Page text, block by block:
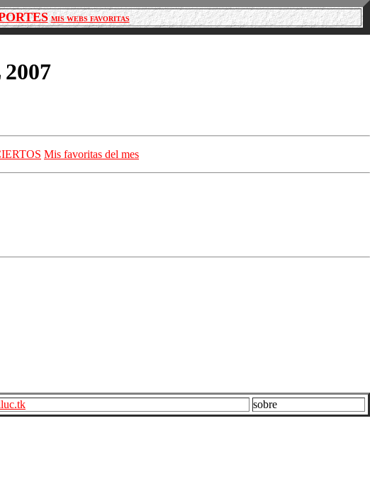
MIS WEBS FAVORITAS
Mis favoritas del mes
sobre